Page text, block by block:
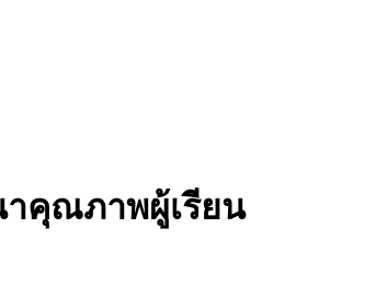
าคุณภาพผู้เรียน